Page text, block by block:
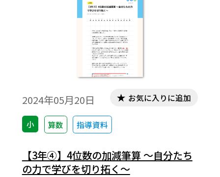
2024年05月20日
小 算数 指導資料
お気に入りに追加
【3年④】4位数の加減筆算 〜自分たち
の力で学びを切り拓く〜